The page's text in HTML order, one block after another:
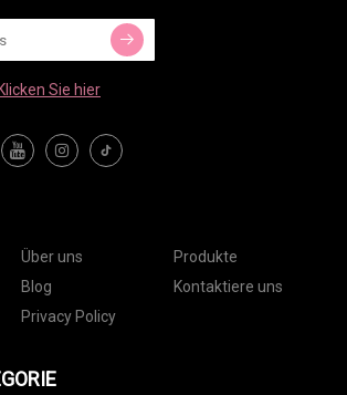
Klicken Sie hier
Über uns
Produkte
Blog
Kontaktiere uns
Privacy Policy